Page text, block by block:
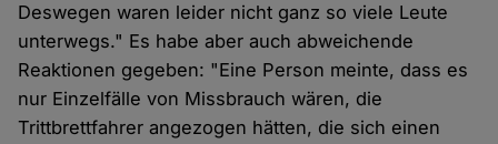
Deswegen waren leider nicht ganz so viele Leute
unterwegs." Es habe aber auch abweichende
Reaktionen gegeben: "Eine Person meinte, dass es
nur Einzelfälle von Missbrauch wären, die
Trittbrettfahrer angezogen hätten, die sich einen